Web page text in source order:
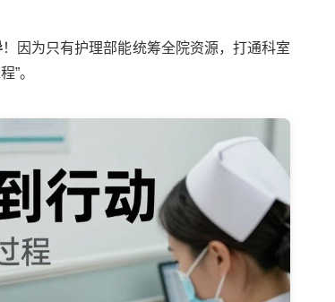
！因为只有护理部能统筹全院资源，打通科室
”。